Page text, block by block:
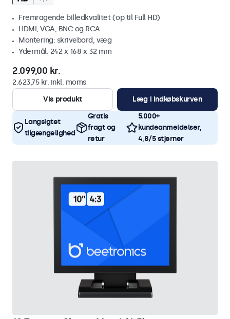
Fremragende billedkvalitet (op til Full HD)
HDMI, VGA, BNC og RCA
Montering: skrivebord, væg
Ydermål: 242 x 168 x 32 mm
2.099,00 kr.
2.623,75 kr. inkl. moms
Vis produkt
Læg i indkøbskurven
Langsigtet
tilgængelighed
Gratis
fragt og
retur
5.000+
kundeanmeldelser,
4,8/5 stjerner